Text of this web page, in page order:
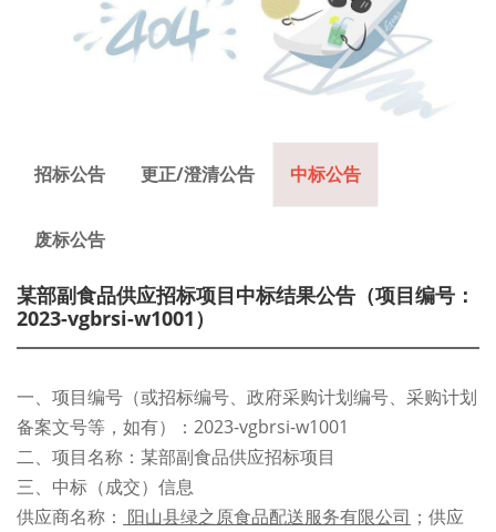
招标公告 更正/澄清公告 中标公告
废标公告
某部副食品供应招标项目中标结果公告（项目编号：
2023-vgbrsi-w1001）
一、项目编号（或招标编号、政府采购计划编号、采购计划
备案文号等，如有）：2023-vgbrsi-w1001
二、项目名称：某部副食品供应招标项目
三、中标（成交）信息
供应商名称： 阳山县绿之原食品配送服务有限公司 ；供应